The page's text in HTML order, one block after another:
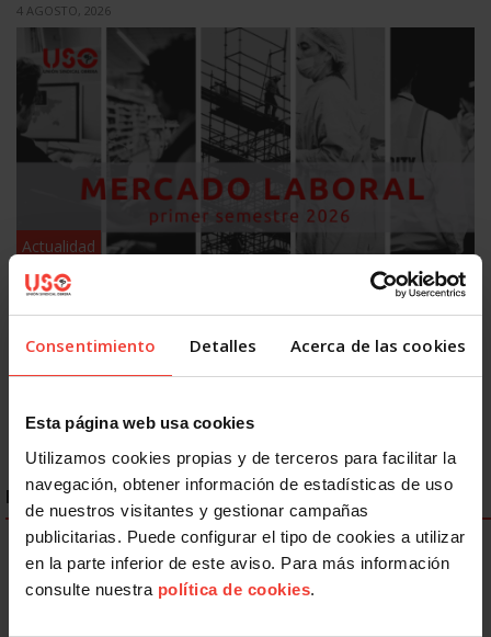
Consentimiento Detalles Acerca de las cookies
Esta página web usa cookies
Utilizamos cookies propias y de terceros para facilitar la
navegación, obtener información de estadísticas de uso
de nuestros visitantes y gestionar campañas
publicitarias. Puede configurar el tipo de cookies a utilizar
en la parte inferior de este aviso. Para más información
consulte nuestra política de cookies.
4 AGOSTO, 2026
Actualidad
Mercado laboral 2026: más indefinidos sobre el papel, más
ENLACES DESTACADOS